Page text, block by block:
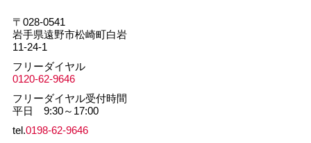
〒028-0541
岩手県遠野市松崎町白岩
11-24-1
フリーダイヤル
0120-62-9646
フリーダイヤル受付時間
平日 9:30～17:00
tel.0198-62-9646